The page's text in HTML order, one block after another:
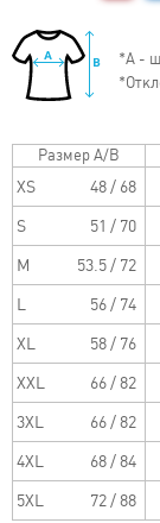
*А -
*
Размер A/B
XS 48 / 68
S 51 / 70
M 53.5 / 72
L 56 / 74
XL 58 / 76
XXL 66 / 82
3XL 66 / 82
4XL 68 / 84
5XL 72 / 88